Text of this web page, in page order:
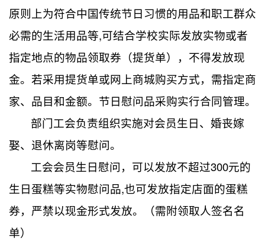
原则上为符合中国传统节日习惯的用品和职工群众
必需的生活用品等,可结合学校实际发放实物或者
指定地点的物品领取券（提货单），不得发放现
金。若采用提货单或网上商城购买方式，需指定商
家、品目和金额。节日慰问品采购实行合同管理。
部门工会负责组织实施对会员生日、婚丧嫁
娶、退休离岗等慰问。
工会会员生日慰问，可以发放不超过300元的
生日蛋糕等实物慰问品,也可发放指定店面的蛋糕
券，严禁以现金形式发放。（需附领取人签名名
单）